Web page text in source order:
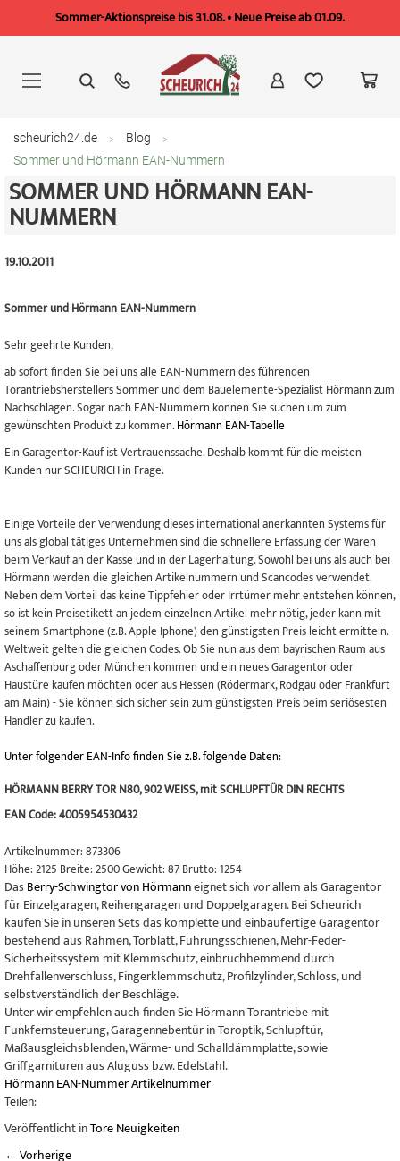
Sommer-Aktionspreise bis 31.08. • Neue Preise ab 01.09.
springen
scheurich24.de
Blog
Sommer und Hörmann EAN-Nummern
SOMMER UND HÖRMANN EAN-
NUMMERN
19.10.2011
Sommer und Hörmann EAN-Nummern
Sehr geehrte Kunden,
ab sofort finden Sie bei uns alle EAN-Nummern des führenden
Torantriebsherstellers Sommer und dem Bauelemente-Spezialist Hörmann zum
Nachschlagen. Sogar nach EAN-Nummern können Sie suchen um zum
gewünschten Produkt zu kommen.Hörmann EAN-Tabelle
Ein Garagentor-Kauf ist Vertrauenssache. Deshalb kommt für die meisten
Kunden nur SCHEURICH in Frage.
Einige Vorteile der Verwendung dieses international anerkannten Systems für
uns als global tätiges Unternehmen sind die schnellere Erfassung der Waren
beim Verkauf an der Kasse und in der Lagerhaltung. Sowohl bei uns als auch bei
Hörmann werden die gleichen Artikelnummern und Scancodes verwendet.
Neben dem Vorteil das keine Tippfehler oder Irrtümer mehr entstehen können,
so ist kein Preisetikett an jedem einzelnen Artikel mehr nötig, jeder kann mit
seinem Smartphone (z.B. Apple Iphone) den günstigsten Preis leicht ermitteln.
Weltweit gelten die gleichen Codes. Ob Sie nun aus dem bayrischen Raum aus
Aschaffenburg oder München kommen und ein neues Garagentor oder
Haustüre kaufen möchten oder aus Hessen (Rödermark, Rodgau oder Frankfurt
am Main) - Sie können sich sicher sein zum günstigsten Preis beim seriösesten
Händler zu kaufen.
Unter folgender EAN-Info finden Sie z.B. folgende Daten:
HÖRMANN BERRY TOR N80, 902 WEISS, mit SCHLUPFTÜR DIN RECHTS
EAN Code:4005954530432
Artikelnummer: 873306
Höhe: 2125 Breite: 2500 Gewicht: 87 Brutto: 1254
DasBerry-Schwingtor von Hörmanneignet sich vor allem als Garagentor
für Einzelgaragen, Reihengaragen und Doppelgaragen. Bei Scheurich
kaufen Sie in unseren Sets das komplette und einbaufertige Garagentor
bestehend aus Rahmen, Torblatt, Führungsschienen, Mehr-Feder-
Sicherheitssystem mit Klemmschutz, einbruchhemmend durch
Drehfallenverschluss, Fingerklemmschutz, Profilzylinder, Schloss, und
selbstverständlich der Beschläge.
Unter wir empfehlen auch finden Sie Hörmann Torantriebe mit
Funkfernsteuerung, Garagennebentür in Toroptik, Schlupftür,
Maßausgleichsblenden, Wärme- und Schalldämmplatte, sowie
Griffgarnituren aus Aluguss bzw. Edelstahl.
HörmannEAN-NummerArtikelnummer
Teilen:
Veröffentlicht inTore Neuigkeiten
← Vorherige